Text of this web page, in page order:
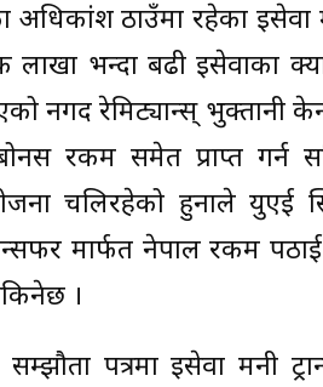
अधिकांश ठाउँमा रहेका इसेवा
भन्दा बढी इसेवाका
नगद रेमिट्यान्स् भुक्तानी
रकम समेत प्राप्त गर्न
योजना चलिरहेको हुनाले
मार्फत नेपाल रकम
।
सम्झौता पत्रमा इसेवा मनी